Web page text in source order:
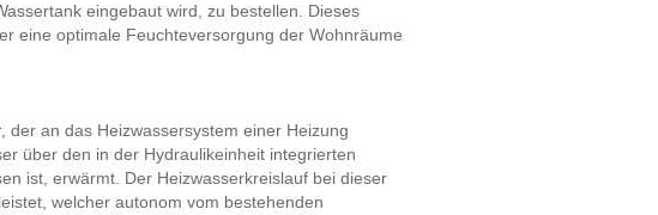
eingebaut wird, zu bestellen. Dieses
eine optimale Feuchteversorgung der Wohnräume
an das Heizwassersystem einer Heizung
über den in der Hydraulikeinheit integrierten
ist, erwärmt. Der Heizwasserkreislauf bei dieser
welcher autonom vom bestehenden